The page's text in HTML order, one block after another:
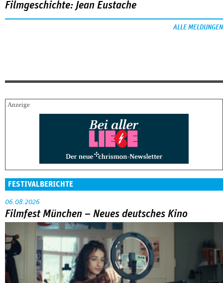
Filmgeschichte: Jean Eustache
ALLE MELDUNGEN
FESTIVALBERICHTE
06.08.2026
Filmfest München – Neues deutsches Kino